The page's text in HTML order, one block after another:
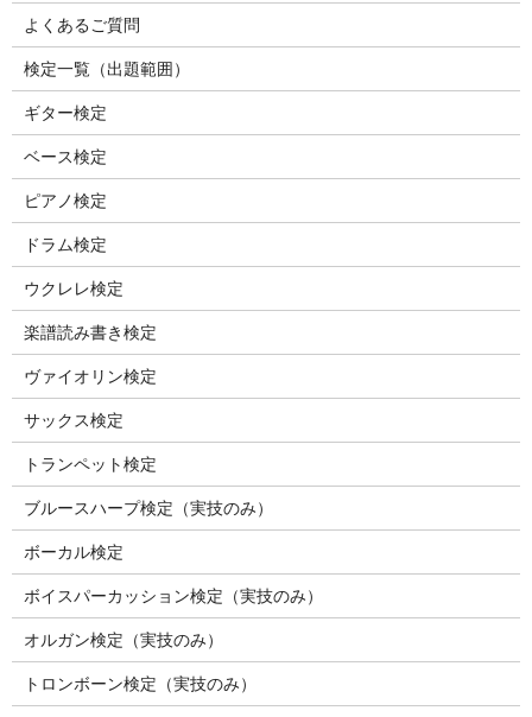
よくあるご質問
検定一覧（出題範囲）
ギター検定
ベース検定
ピアノ検定
ドラム検定
ウクレレ検定
楽譜読み書き検定
ヴァイオリン検定
サックス検定
トランペット検定
ブルースハープ検定（実技のみ）
ボーカル検定
ボイスパーカッション検定（実技のみ）
オルガン検定（実技のみ）
トロンボーン検定（実技のみ）